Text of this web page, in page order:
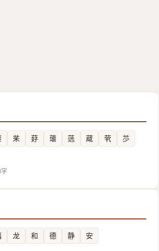
䒩 䒵 蘾 䓕 蔵 茕
䒚
龙 和 德 静 安